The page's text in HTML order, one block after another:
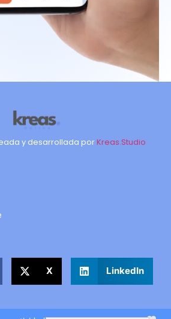
y desarrollada porKreas.Studio
X LinkedIn